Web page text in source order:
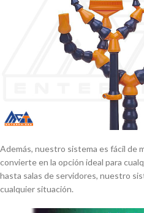
Además, nuestro sistema es fácil de
convierte en la opción ideal para
hasta salas de servidores, nuestro
cualquier situación.